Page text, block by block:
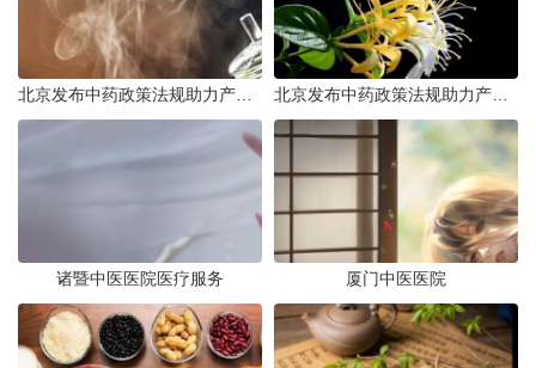
诸暨中医医院医疗服务 厦门中医医院